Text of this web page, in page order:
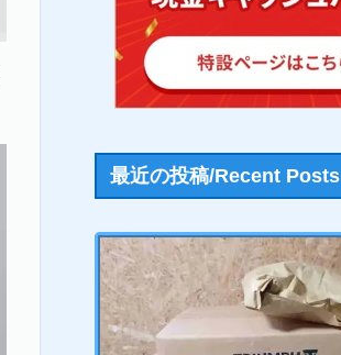
最近の投稿/Recent Posts